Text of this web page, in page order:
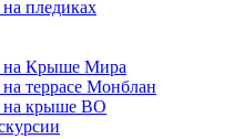
пледиках
на Крыше Мира
террасе Монблан
на крыше ВО